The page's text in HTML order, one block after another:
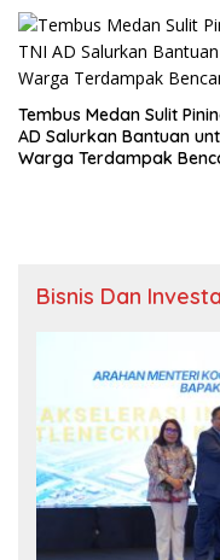
Tembus Medan Sulit
AD Salurkan Bantuan
Warga Terdampak
Bisnis Dan